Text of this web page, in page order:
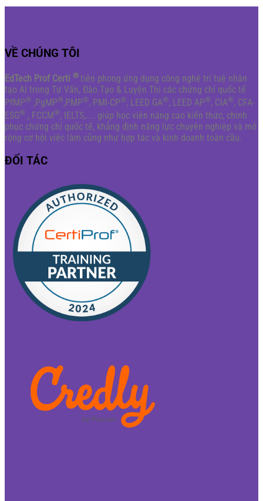
VỀ CHÚNG TÔI
EdTech Prof Certi ® tiên phong ứng dụng công nghệ trí tuệ nhân
tạo AI trong Tư Vấn, Đào Tạo & Luyện Thi các chứng chỉ quốc tế
PfMP® ,PgMP®,PMP®, PMI-CP®, LEED GA®, LEED AP®, CIA®, CFA-
ESG® , FCCM ®, IELTS,.... giúp học viên nâng cao kiến thức, chinh
phục chứng chỉ quốc tế, khẳng định năng lực chuyên nghiệp và mở
rộng cơ hội việc làm cũng như hợp tác và kinh doanh toàn cầu.
ĐỐI TÁC